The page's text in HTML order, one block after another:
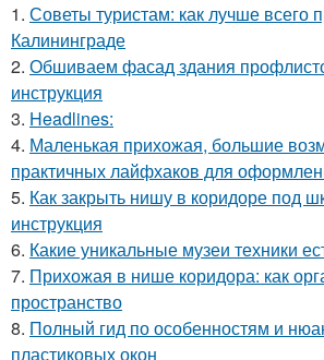
1. Советы туристам: как лучше всего
Калининграде
2. Обшиваем фасад здания
инструкция
3. Headlines:
4. Маленькая прихожая, большие
практичных лайфхаков для
5. Как закрыть нишу в коридоре под
инструкция
6. Какие уникальные музеи техники
7. Прихожая в нише коридора: как
пространство
8. Полный гид по особенностям и
пластиковых окон